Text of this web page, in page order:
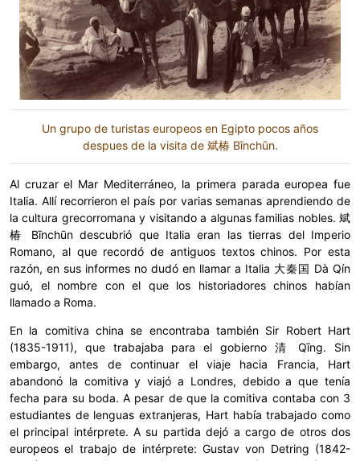
Un grupo de turistas europeos en Egipto pocos años
despues de la visita de 斌椿 Bīnchūn.
Al cruzar el Mar Mediterráneo, la primera parada europea fue
Italia. Allí recorrieron el país por varias semanas aprendiendo de
la cultura grecorromana y visitando a algunas familias nobles. 斌
椿 Bīnchūn descubrió que Italia eran las tierras del Imperio
Romano, al que recordó de antiguos textos chinos. Por esta
razón, en sus informes no dudó en llamar a Italia 大秦国 Dà Qín
guó, el nombre con el que los historiadores chinos habían
llamado a Roma.
En la comitiva china se encontraba también Sir Robert Hart
(1835-1911), que trabajaba para el gobierno 清 Qīng. Sin
embargo, antes de continuar el viaje hacia Francia, Hart
abandonó la comitiva y viajó a Londres, debido a que tenía
fecha para su boda. A pesar de que la comitiva contaba con 3
estudiantes de lenguas extranjeras, Hart había trabajado como
el principal intérprete. A su partida dejó a cargo de otros dos
europeos el trabajo de intérprete: Gustav von Detring (1842-